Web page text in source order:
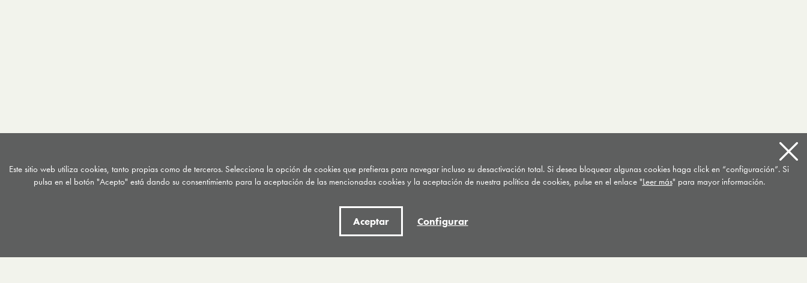
Este sitio web utiliza cookies, tanto propias como de terceros. Selecciona la opción de cookies que prefieras para navegar incluso su desactivación total. Si desea bloquear algunas cookies haga click en “configuración”. Si
pulsa en el botón "Acepto" está dando su consentimiento para la aceptación de las mencionadas cookies y la aceptación de nuestra política de cookies, pulse en el enlace "Leer más" para mayor información.
Aceptar Configurar